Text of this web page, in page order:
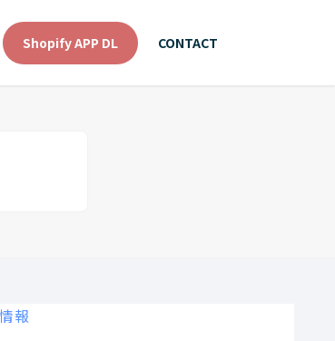
Shopify APP DL CONTACT
報